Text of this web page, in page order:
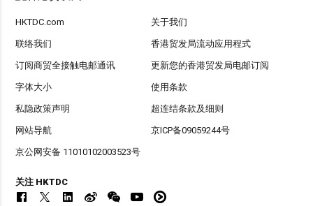
HKTDC.com 关于我们
联络我们 香港贸发局流动应用程式
订阅商贸全接触电邮通讯 更新您的香港贸发局电邮订阅
字体大小 使用条款
私隐政策声明 超连结条款及细则
网站导航 京ICP备09059244号
京公网安备 11010102003523号
关注 HKTDC